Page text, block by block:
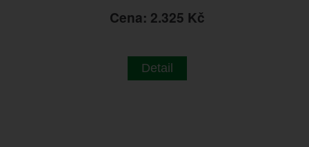
Cena: 2.325 Kč
Detail